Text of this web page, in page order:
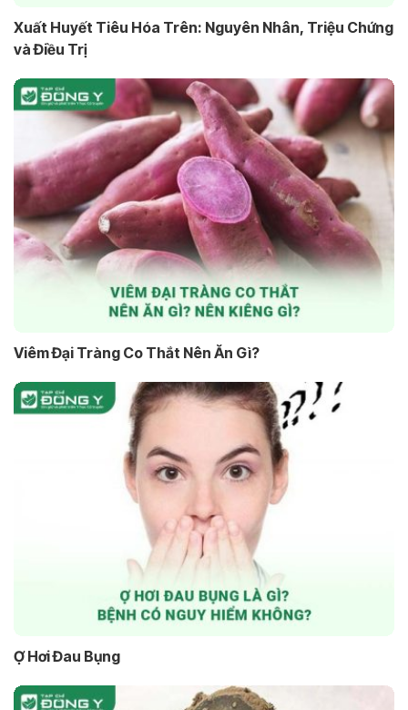
Xuất Huyết Tiêu Hóa Trên: Nguyên Nhân, Triệu Chứng
và Điều Trị
Viêm Đại Tràng Co Thắt Nên Ăn Gì?
Ợ Hơi Đau Bụng